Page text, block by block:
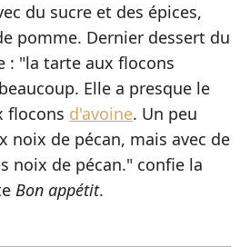
du sucre et des épices,
pomme. Dernier dessert du
: "la tarte aux flocons
Elle a presque le
flocons d'avoine. Un peu
noix de pécan, mais avec de
noix de pécan." confie la
Bon appétit.